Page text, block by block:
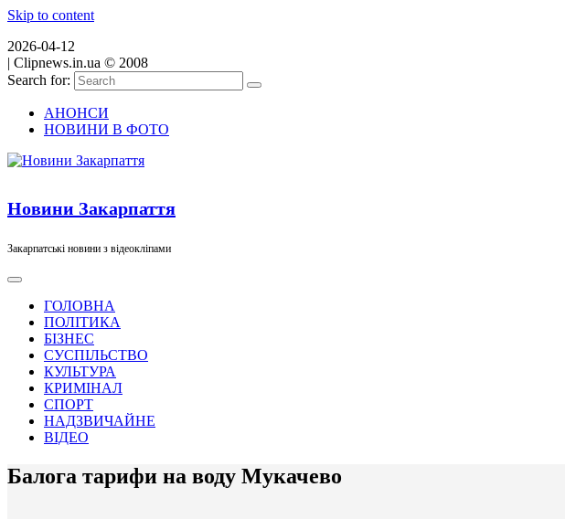
Skip to content
2026-04-12
| Clipnews.in.ua © 2008
Search for:
АНОНСИ
НОВИНИ В ФОТО
Новини Закарпаття
Закарпатські новини з відеокліпами
ГОЛОВНА
ПОЛІТИКА
БІЗНЕС
СУСПІЛЬСТВО
КУЛЬТУРА
КРИМІНАЛ
СПОРТ
НАДЗВИЧАЙНЕ
ВІДЕО
Балога тарифи на воду Мукачево